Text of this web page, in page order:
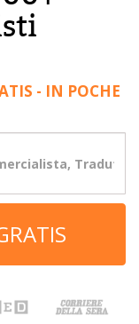
- IN POCHE